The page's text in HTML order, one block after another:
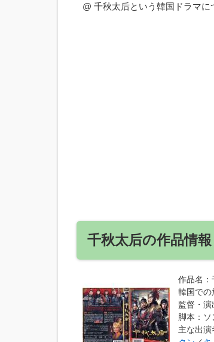
@ 千秋太后という韓国ドラマ
千秋太后の作品情報
作品名
韓国での
監督・演
脚本 ：
主な出演